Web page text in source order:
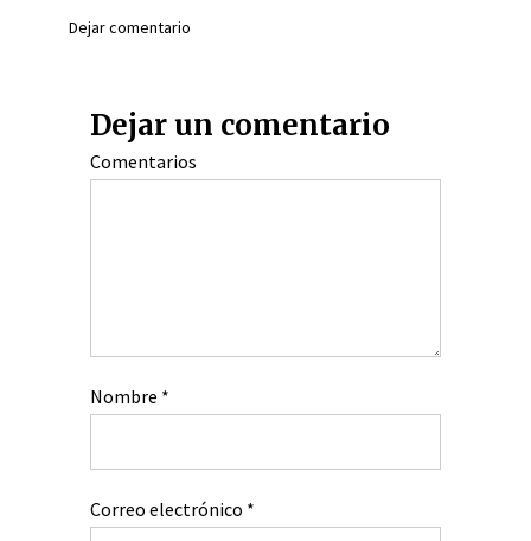
Dejar comentario
Dejar un comentario
Comentarios
Nombre *
Correo electrónico *